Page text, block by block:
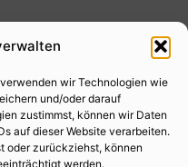
wir Technologien wie
und/oder darauf
zustimmst, können wir Daten
auf dieser Website verarbeiten.
oder zurückziehst, können
werden.